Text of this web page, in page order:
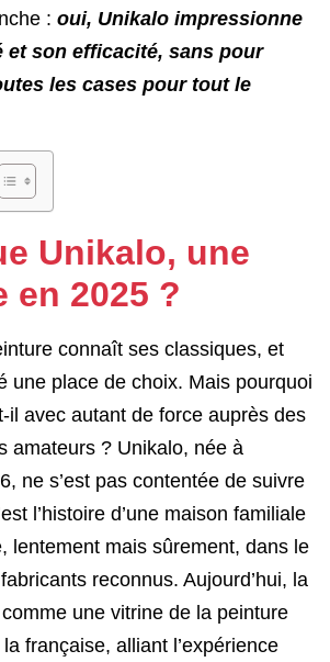
: oui, Unikalo impressionne
et son efficacité, sans pour
les cases pour tout le
Unikalo, une
en 2025 ?
connaît ses classiques, et
une place de choix. Mais pourquoi
il avec autant de force auprès des
amateurs ? Unikalo, née à
ne s’est pas contentée de suivre
l’histoire d’une maison familiale
lentement mais sûrement, dans le
reconnus. Aujourd’hui, la
une vitrine de la peinture
française, alliant l’expérience